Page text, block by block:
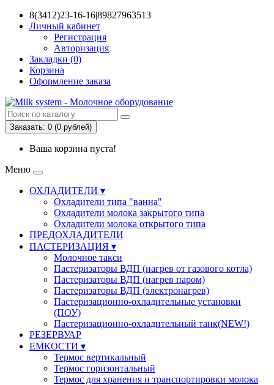
8(3412)23-16-16|89827963513
Личный кабинет
Регистрация
Авторизация
Закладки (0)
Корзина
Оформление заказа
Заказать: 0 (0 рублей)
Ваша корзина пуста!
Меню
ОХЛАДИТЕЛИ ▾
Охладители типа "ванна"
Охладители молока закрытого типа
Охладители молока открытого типа
ПРЕДОХЛАДИТЕЛИ
ПАСТЕРИЗАЦИЯ ▾
Молочное такси
Пастеризаторы ВДП (нагрев от газового котла)
Пастеризаторы ВДП (нагрев паром)
Пастеризаторы ВДП (электронагрев)
Пастеризационно-охладительные установки
(ПОУ)
Пастеризационно-охладительный танк(NEW!)
РЕЗЕРВУАР
ЕМКОСТИ ▾
Термос вертикальный
Термос горизонтальный
Термос для хранения и транспортировки молока